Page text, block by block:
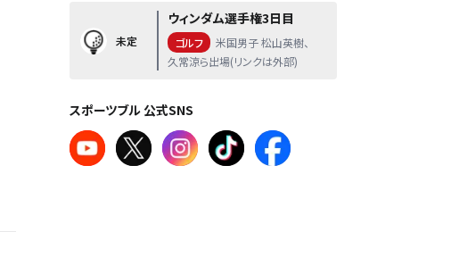
未定
ウィンダム選手権3日目
ゴルフ
米国男子 松山英樹、
久常涼ら出場(リンクは外部)
スポーツブル 公式SNS